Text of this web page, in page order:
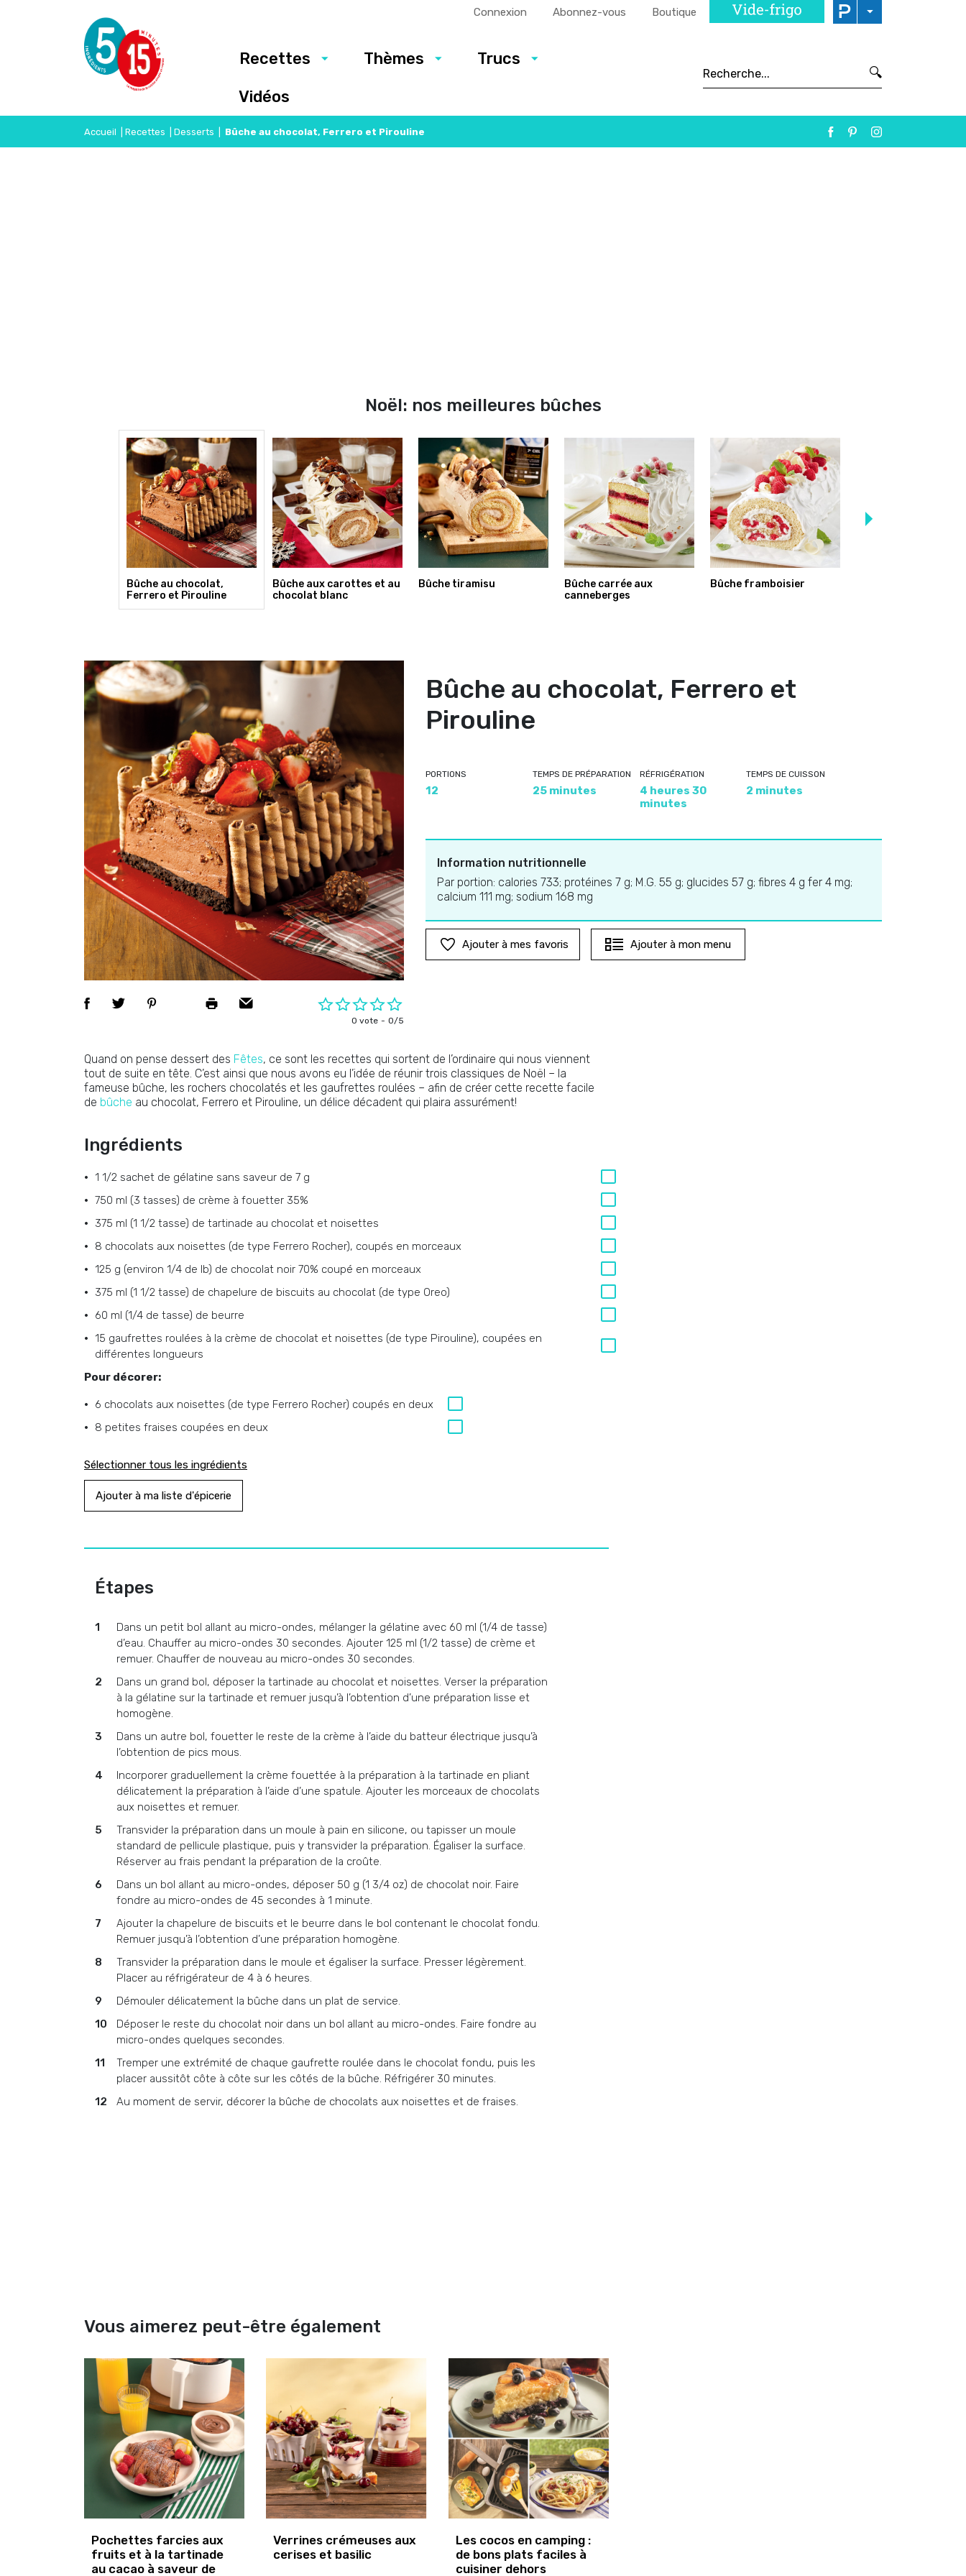
Connexion Abonnez-vous Boutique
Recettes Thèmes
Trucs
Vidéos
🔍
Accueil Recettes Desserts Bûche au chocolat, Ferrero et Pirouline
Noël: nos meilleures bûches
Bûche au chocolat,
Ferrero et Pirouline
Bûche aux carottes et au
chocolat blanc
Bûche tiramisu
Bûche carrée aux
canneberges
Bûche framboisier
0 vote 0/5
Bûche au chocolat, Ferrero et
Pirouline
PORTIONS
12
TEMPS DE PRÉPARATION
25 minutes
RÉFRIGÉRATION
4 heures 30
minutes
TEMPS DE CUISSON
2 minutes
Information nutritionnelle
Par portion: calories 733; protéines 7 g; M.G. 55 g; glucides 57 g; fibres 4 g fer 4 mg;
calcium 111 mg; sodium 168 mg
Ajouter à mes favoris Ajouter à mon menu
Quand on pense dessert des Fêtes, ce sont les recettes qui sortent de l’ordinaire qui nous viennent
tout de suite en tête. C’est ainsi que nous avons eu l’idée de réunir trois classiques de Noël – la
fameuse bûche, les rochers chocolatés et les gaufrettes roulées – afin de créer cette recette facile
de bûche au chocolat, Ferrero et Pirouline, un délice décadent qui plaira assurément!
Ingrédients
1 1/2 sachet de gélatine sans saveur de 7 g
750 ml (3 tasses) de crème à fouetter 35%
375 ml (1 1/2 tasse) de tartinade au chocolat et noisettes
8 chocolats aux noisettes (de type Ferrero Rocher), coupés en morceaux
125 g (environ 1/4 de lb) de chocolat noir 70% coupé en morceaux
375 ml (1 1/2 tasse) de chapelure de biscuits au chocolat (de type Oreo)
60 ml (1/4 de tasse) de beurre
15 gaufrettes roulées à la crème de chocolat et noisettes (de type Pirouline), coupées en
différentes longueurs
Pour décorer:
6 chocolats aux noisettes (de type Ferrero Rocher) coupés en deux
8 petites fraises coupées en deux
Sélectionner tous les ingrédients
Ajouter à ma liste d'épicerie
Étapes
Dans un petit bol allant au micro-ondes, mélanger la gélatine avec 60 ml (1/4 de tasse)
d’eau. Chauffer au micro-ondes 30 secondes. Ajouter 125 ml (1/2 tasse) de crème et
remuer. Chauffer de nouveau au micro-ondes 30 secondes.
Dans un grand bol, déposer la tartinade au chocolat et noisettes. Verser la préparation
à la gélatine sur la tartinade et remuer jusqu’à l’obtention d’une préparation lisse et
homogène.
Dans un autre bol, fouetter le reste de la crème à l’aide du batteur électrique jusqu’à
l’obtention de pics mous.
Incorporer graduellement la crème fouettée à la préparation à la tartinade en pliant
délicatement la préparation à l’aide d’une spatule. Ajouter les morceaux de chocolats
aux noisettes et remuer.
Transvider la préparation dans un moule à pain en silicone, ou tapisser un moule
standard de pellicule plastique, puis y transvider la préparation. Égaliser la surface.
Réserver au frais pendant la préparation de la croûte.
Dans un bol allant au micro-ondes, déposer 50 g (1 3/4 oz) de chocolat noir. Faire
fondre au micro-ondes de 45 secondes à 1 minute.
Ajouter la chapelure de biscuits et le beurre dans le bol contenant le chocolat fondu.
Remuer jusqu’à l’obtention d’une préparation homogène.
Transvider la préparation dans le moule et égaliser la surface. Presser légèrement.
Placer au réfrigérateur de 4 à 6 heures.
Démouler délicatement la bûche dans un plat de service.
Déposer le reste du chocolat noir dans un bol allant au micro-ondes. Faire fondre au
micro-ondes quelques secondes.
Tremper une extrémité de chaque gaufrette roulée dans le chocolat fondu, puis les
placer aussitôt côte à côte sur les côtés de la bûche. Réfrigérer 30 minutes.
Au moment de servir, décorer la bûche de chocolats aux noisettes et de fraises.
Vous aimerez peut-être également
Pochettes farcies aux
fruits et à la tartinade
au cacao à saveur de
Verrines crémeuses aux
cerises et basilic
Les cocos en camping :
de bons plats faciles à
cuisiner dehors